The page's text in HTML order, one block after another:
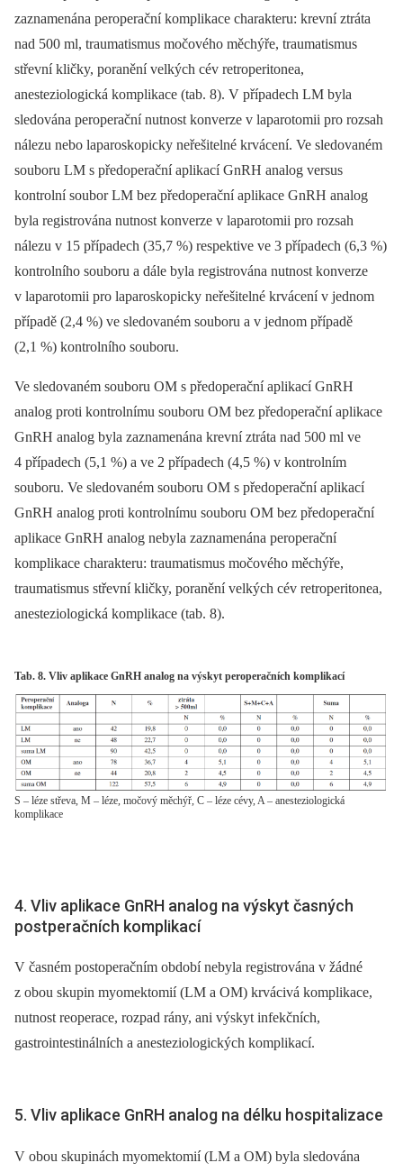
zaznamenána peroperační komplikace charakteru: krevní ztráta
nad 500 ml, traumatismus močového měchýře, traumatismus
střevní kličky, poranění velkých cév retroperitonea,
anesteziologická komplikace (tab. 8). V případech LM byla
sledována peroperační nutnost konverze v laparotomii pro rozsah
nálezu nebo laparoskopicky neřešitelné krvácení. Ve sledovaném
souboru LM s předoperační aplikací GnRH analog versus
kontrolní soubor LM bez předoperační aplikace GnRH analog
byla registrována nutnost konverze v laparotomii pro rozsah
nálezu v 15 případech (35,7 %) respektive ve 3 případech (6,3 %)
kontrolního souboru a dále byla registrována nutnost konverze
v laparotomii pro laparoskopicky neřešitelné krvácení v jednom
případě (2,4 %) ve sledovaném souboru a v jednom případě
(2,1 %) kontrolního souboru.
Ve sledovaném souboru OM s předoperační aplikací GnRH
analog proti kontrolnímu souboru OM bez předoperační aplikace
GnRH analog byla zaznamenána krevní ztráta nad 500 ml ve
4 případech (5,1 %) a ve 2 případech (4,5 %) v kontrolním
souboru. Ve sledovaném souboru OM s předoperační aplikací
GnRH analog proti kontrolnímu souboru OM bez předoperační
aplikace GnRH analog nebyla zaznamenána peroperační
komplikace charakteru: traumatismus močového měchýře,
traumatismus střevní kličky, poranění velkých cév retroperitonea,
anesteziologická komplikace (tab. 8).
Tab. 8. Vliv aplikace GnRH analog na výskyt peroperačních komplikací
S – léze střeva, M – léze, močový měchýř, C – léze cévy, A – anesteziologická
komplikace
4. Vliv aplikace GnRH analog na výskyt časných
postperačních komplikací
V časném postoperačním období nebyla registrována v žádné
z obou skupin myomektomií (LM a OM) krvácivá komplikace,
nutnost reoperace, rozpad rány, ani výskyt infekčních,
gastrointestinálních a anesteziologických komplikací.
5. Vliv aplikace GnRH analog na délku hospitalizace
V obou skupinách myomektomií (LM a OM) byla sledována